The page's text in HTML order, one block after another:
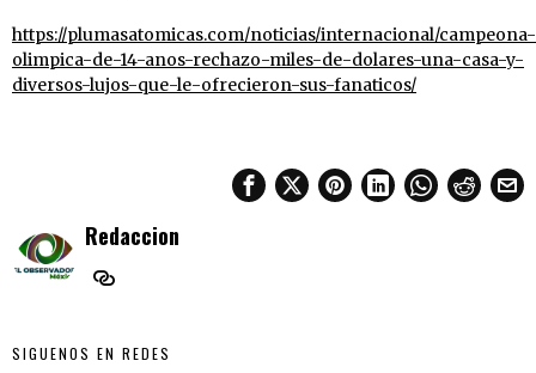
https://plumasatomicas.com/noticias/internacional/campeona-
olimpica-de-14-anos-rechazo-miles-de-dolares-una-casa-y-
diversos-lujos-que-le-ofrecieron-sus-fanaticos/
Redaccion
SIGUENOS EN REDES